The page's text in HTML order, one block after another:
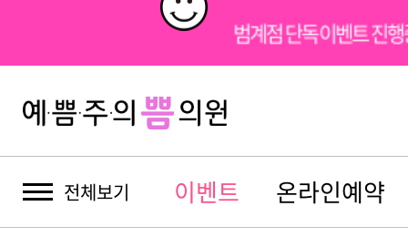
범계점 단독이벤트 진
전체보기 이벤트 온라인예약